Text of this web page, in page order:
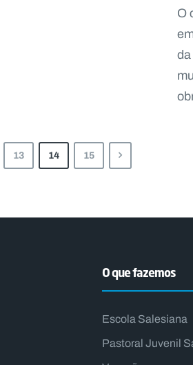
O
13 14 15
O que fazemos
Escola Salesiana
Pastoral Juvenil